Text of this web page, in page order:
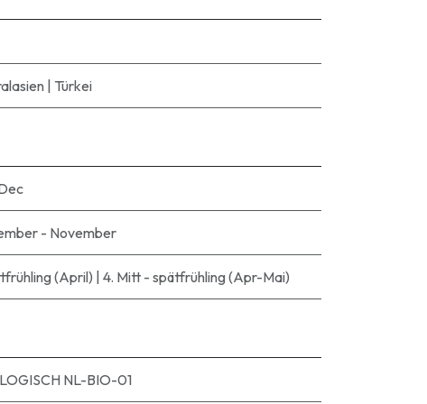
Türkei
- November
(April) 4. Mitt - spätfrühling (Apr-Mai)
NL-BIO-01